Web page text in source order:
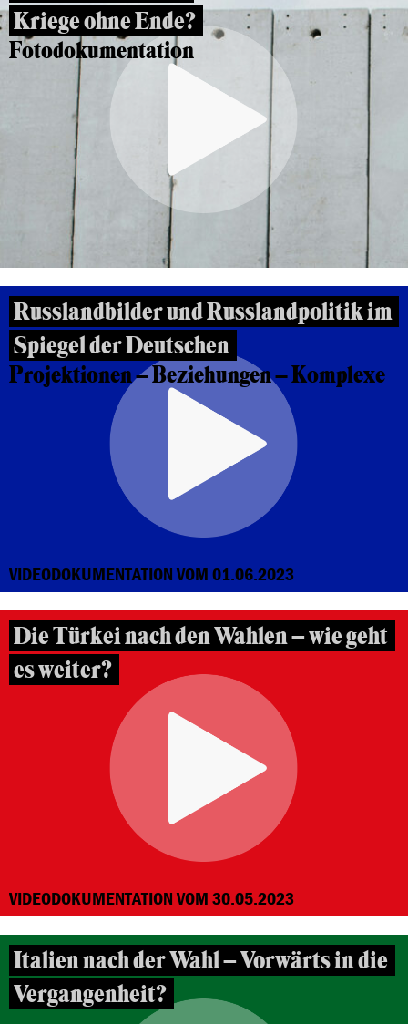
Kriege ohne Ende?
Fotodokumentation
Russlandbilder und Russlandpolitik im
Spiegel der Deutschen
Projektionen – Beziehungen – Komplexe
VIDEODOKUMENTATION VOM 01.06.2023
Die Türkei nach den Wahlen – wie geht
es weiter?
VIDEODOKUMENTATION VOM 30.05.2023
Italien nach der Wahl – Vorwärts in die
Vergangenheit?